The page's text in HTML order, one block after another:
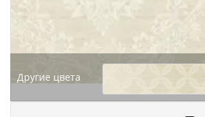
Другие цвета